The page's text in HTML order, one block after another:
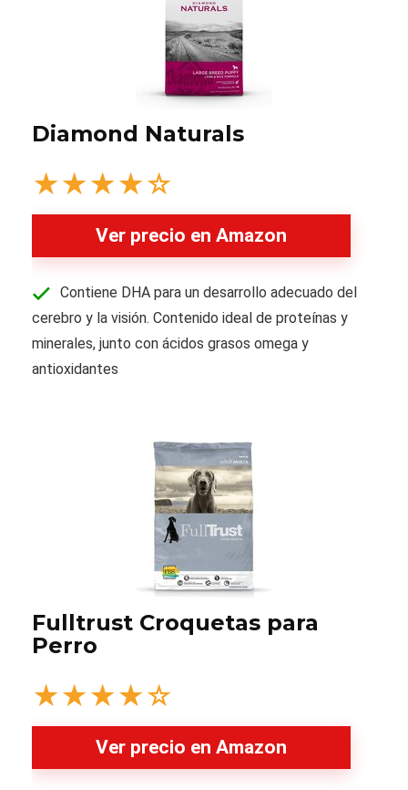
Diamond Naturals
★★★★☆
Ver precio en Amazon
Contiene DHA para un desarrollo adecuado del
cerebro y la visión. Contenido ideal de proteínas y
minerales, junto con ácidos grasos omega y
antioxidantes
Fulltrust Croquetas para
Perro
★★★★☆
Ver precio en Amazon